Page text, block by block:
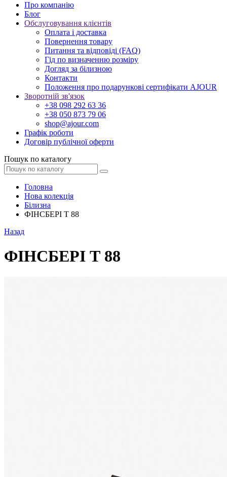
Про компанію
Блог
Обслуговування клієнтів
Оплата і доставка
Повернення товару
Питання та відповіді (FAQ)
Гід по визначенню розміру
Догляд за білизною
Контакти
Положення про подарункові сертифікати AJOUR
Зворотній зв'язок
+38 098 292 63 36
+38 050 873 79 06
shop@ajour.com
Графік роботи
Договір публічної оферти
Пошук по каталогу
Головна
Нова колекція
Білизна
ФІНСБЕРІ Т 88
Назад
ФІНСБЕРІ Т 88